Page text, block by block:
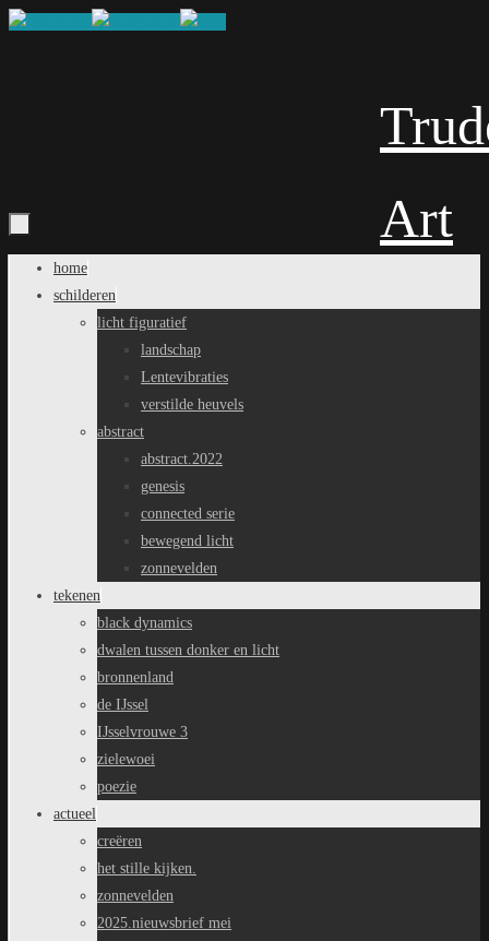
Ga
Art
home
schilderen
licht figuratief
landschap
Lentevibraties
verstilde heuvels
abstract
abstract.2022
genesis
connected serie
bewegend licht
zonnevelden
tekenen
black dynamics
dwalen tussen donker en licht
bronnenland
de IJssel
IJsselvrouwe 3
zielewoei
poezie
actueel
creëren
het stille kijken.
zonnevelden
2025.nieuwsbrief mei